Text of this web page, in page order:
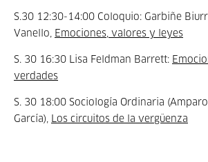
S.30 12:30-14:00 Coloquio: Garbiñe
Vanello, Emociones, valores y leyes
S. 30 16:30 Lisa Feldman Barrett:
verdades
S. 30 18:00 Sociología Ordinaria
García), Los circuitos de la vergüenza